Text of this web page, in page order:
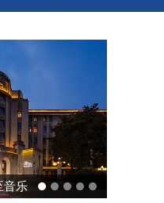
中国责任投资论坛夏